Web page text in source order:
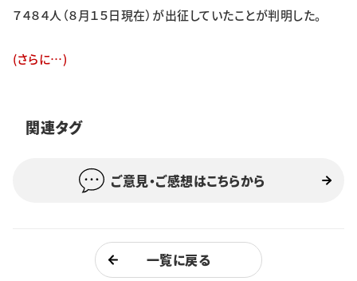
学生社会
学生記者募集 お問い合わせ
７４８４人（８月１５日現在）が出征していたことが判明した。
(さらに…)
関連タグ
ご意見・ご感想はこちらから
一覧に戻る